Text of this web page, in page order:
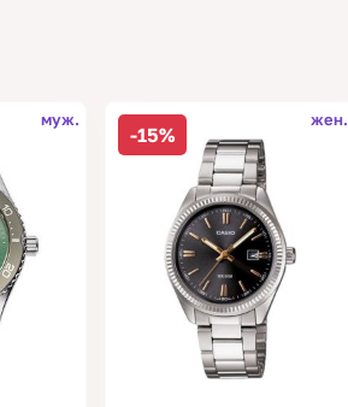
муж.
-15%
жен.